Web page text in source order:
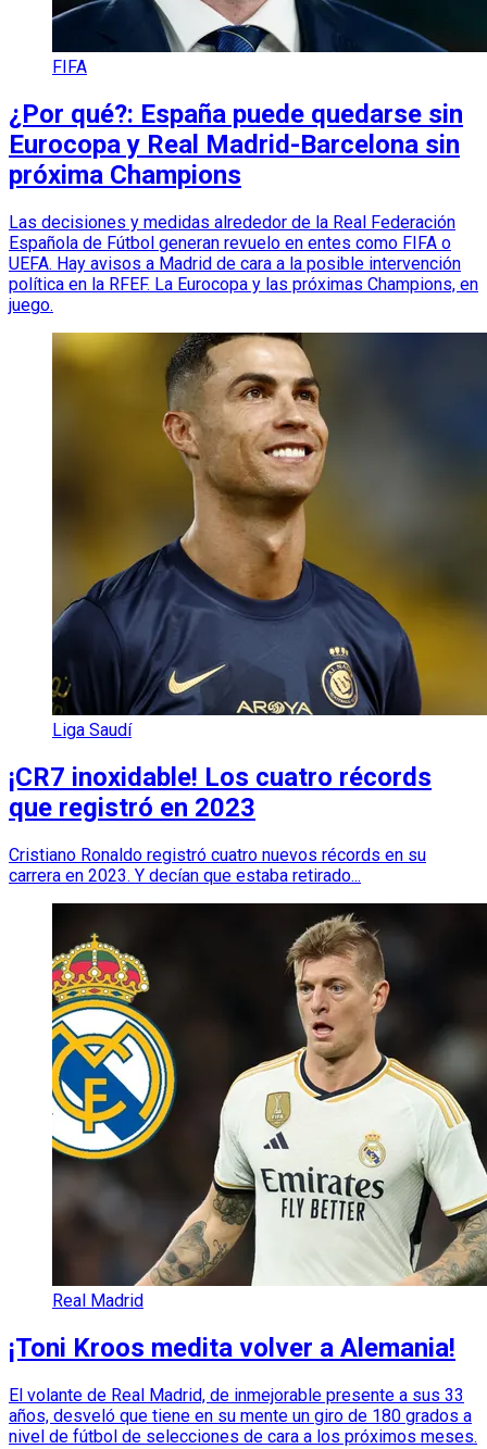
FIFA
¿Por qué?: España puede quedarse sin
Eurocopa y Real Madrid-Barcelona sin
próxima Champions
Las decisiones y medidas alrededor de la Real Federación
Española de Fútbol generan revuelo en entes como FIFA o
UEFA. Hay avisos a Madrid de cara a la posible intervención
política en la RFEF. La Eurocopa y las próximas Champions, en
juego.
Liga Saudí
¡CR7 inoxidable! Los cuatro récords
que registró en 2023
Cristiano Ronaldo registró cuatro nuevos récords en su
carrera en 2023. Y decían que estaba retirado...
Real Madrid
¡Toni Kroos medita volver a Alemania!
El volante de Real Madrid, de inmejorable presente a sus 33
años, desveló que tiene en su mente un giro de 180 grados a
nivel de fútbol de selecciones de cara a los próximos meses.